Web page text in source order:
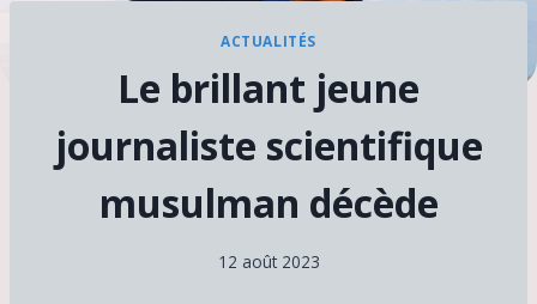
ACTUALITÉS
Le brillant jeune
journaliste scientifique
musulman décède
12 août 2023